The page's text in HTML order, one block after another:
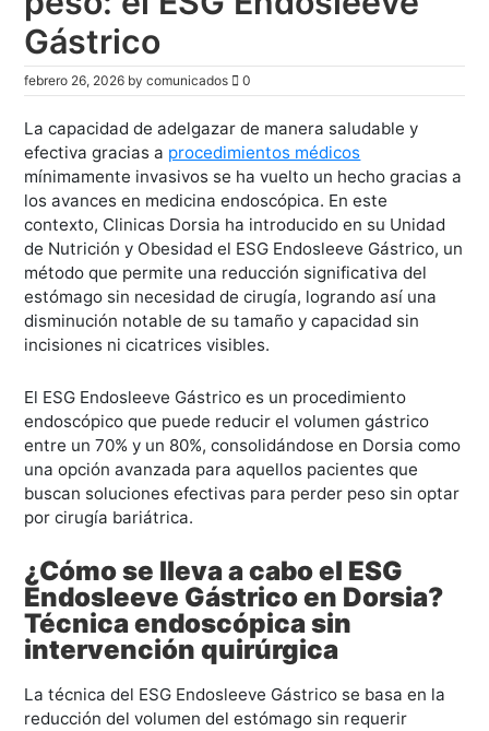
Gástrico
febrero 26, 2026 bycomunicados 0
La capacidad de adelgazar de manera saludable y
efectiva gracias a procedimientos médicos
mínimamente invasivos se ha vuelto un hecho gracias a
los avances en medicina endoscópica. En este
contexto, Clinicas Dorsia ha introducido en su Unidad
de Nutrición y Obesidad el ESG Endosleeve Gástrico, un
método que permite una reducción significativa del
estómago sin necesidad de cirugía, logrando así una
disminución notable de su tamaño y capacidad sin
incisiones ni cicatrices visibles.
El ESG Endosleeve Gástrico es un procedimiento
endoscópico que puede reducir el volumen gástrico
entre un 70% y un 80%, consolidándose en Dorsia como
una opción avanzada para aquellos pacientes que
buscan soluciones efectivas para perder peso sin optar
por cirugía bariátrica.
¿Cómo se lleva a cabo el ESG
Endosleeve Gástrico en Dorsia?
Técnica endoscópica sin
intervención quirúrgica
La técnica del ESG Endosleeve Gástrico se basa en la
reducción del volumen del estómago sin requerir